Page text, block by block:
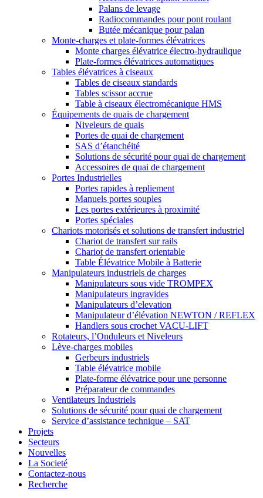
Palans de levage
Radiocommandes pour pont roulant
Butée mécanique pour palan
Monte-charges et plate-formes élévatrices
Monte charges élévatrice électro-hydraulique
Plate-formes élévatrices automatiques
Tables élévatrices à ciseaux
Tables de ciseaux standards
Tables scissor accrue
Table à ciseaux électromécanique HMS
Équipements de quais de chargement
Niveleurs de quais
Portes de quai de chargement
SAS d’étanchéité
Solutions de sécurité pour quai de chargement
Accessoires de quai de chargement
Portes Industrielles
Portes rapides à repliement
Manuels portes souples
Les portes extérieures à proximité
Portes spéciales
Chariots motorisés et solutions de transfert industriel
Chariot de transfert sur rails
Chariot de transfert orientable
Table Élévatrice Mobile à Batterie
Manipulateurs industriels de charges
Manipulateurs sous vide TROMPEX
Manipulateurs ingravides
Manipulateurs d’elevation
Manipulateur d’élévation NEWTON / REFLEX
Handlers sous crochet VACU-LIFT
Rotateurs, l’Onduleurs et Niveleurs
Lève-charges mobiles
Gerbeurs industriels
Table élévatrice mobile
Plate-forme élévatrice pour une personne
Préparateur de commandes
Ventilateurs Industriels
Solutions de sécurité pour quai de chargement
Service d’assistance technique – SAT
Projets
Secteurs
Nouvelles
La Societé
Contactez-nous
Recherche